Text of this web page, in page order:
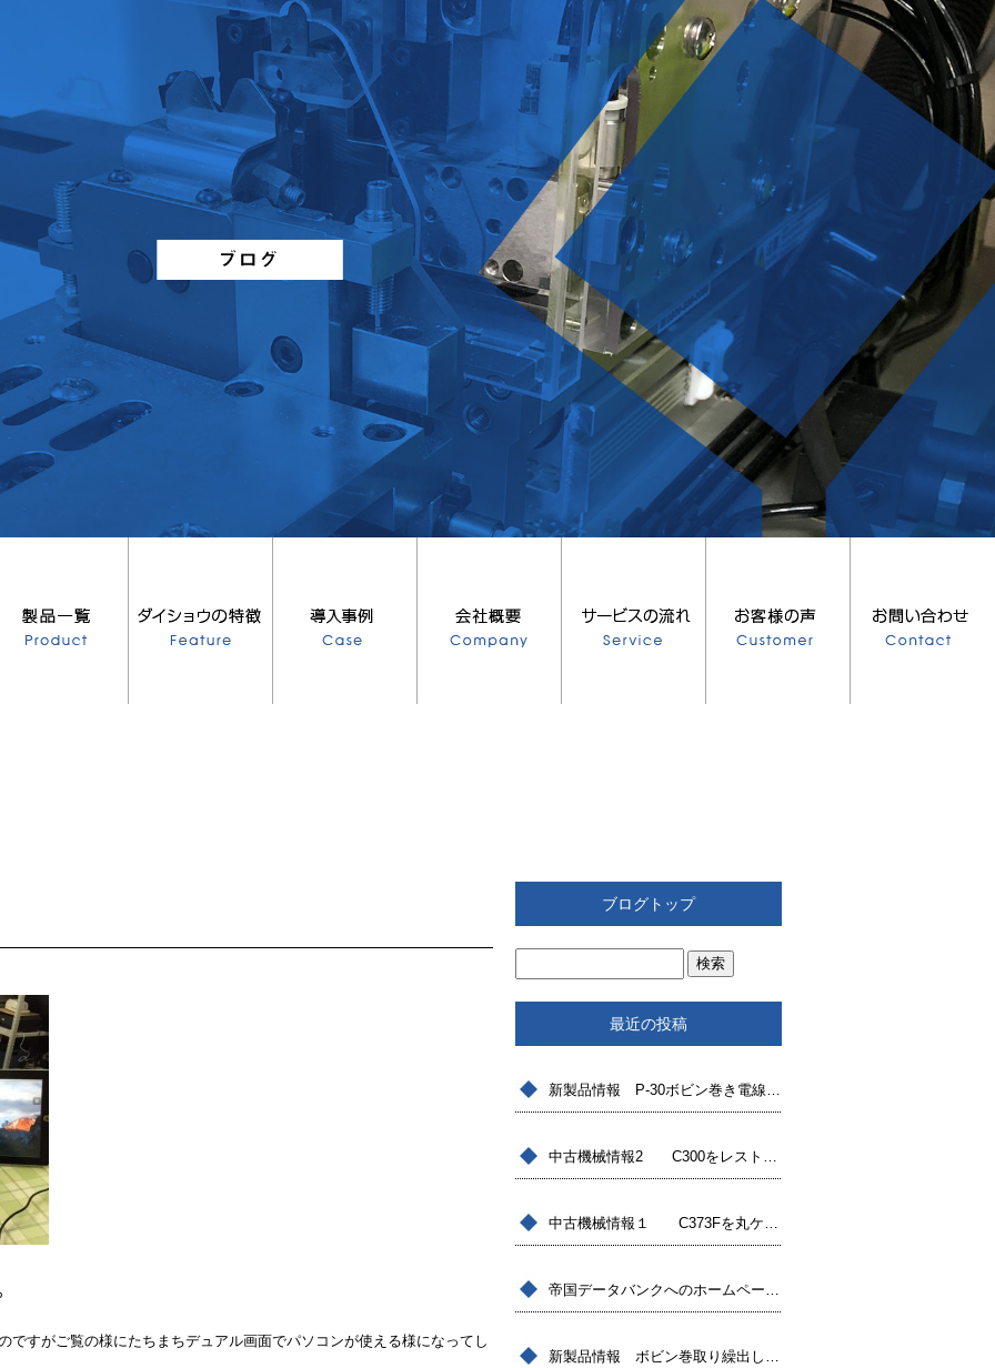
ですがご覧の様にたちまちデュアル画面でパソコンが使える様になってし
ブログトップ
最近の投稿
新製品情報 P-30ボビン巻き電線用繰出し機BCF30登場
中古機械情報2 C300をレストアしたモデル
中古機械情報１ C373Fを丸ケーブル対応へ改造したモデル
帝国データバンクへのホームページを開設しました
新製品情報 ボビン巻取り繰出し装置